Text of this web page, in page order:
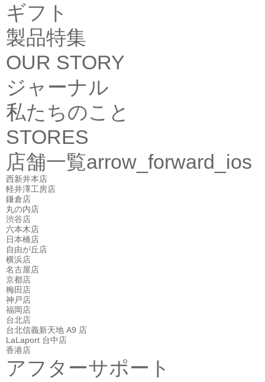
ギフト
製品特集
OUR STORY
ジャーナル
私たちのこと
STORES
店舗一覧arrow_forward_ios
西新井本店
軽井澤工房店
鎌倉店
丸の内店
渋谷店
六本木店
日本橋店
自由が丘店
横浜店
名古屋店
京都店
梅田店
神戸店
福岡店
台北店
台北信義新天地 A9 店
LaLaport 台中店
香港店
アフターサポート